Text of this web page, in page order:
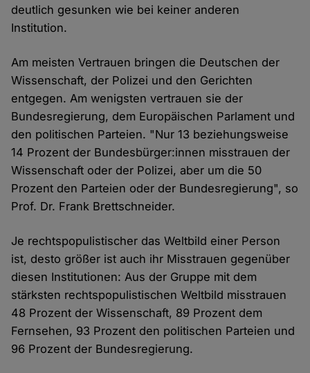
deutlich gesunken wie bei keiner anderen
Institution.
Am meisten Vertrauen bringen die Deutschen der
Wissenschaft, der Polizei und den Gerichten
entgegen. Am wenigsten vertrauen sie der
Bundesregierung, dem Europäischen Parlament und
den politischen Parteien. "Nur 13 beziehungsweise
14 Prozent der Bundesbürger:innen misstrauen der
Wissenschaft oder der Polizei, aber um die 50
Prozent den Parteien oder der Bundesregierung", so
Prof. Dr. Frank Brettschneider.
Je rechtspopulistischer das Weltbild einer Person
ist, desto größer ist auch ihr Misstrauen gegenüber
diesen Institutionen: Aus der Gruppe mit dem
stärksten rechtspopulistischen Weltbild misstrauen
48 Prozent der Wissenschaft, 89 Prozent dem
Fernsehen, 93 Prozent den politischen Parteien und
96 Prozent der Bundesregierung.